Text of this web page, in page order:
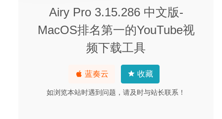
Airy Pro 3.15.286 中文版-
MacOS排名第一的YouTube视
频下载工具
蓝奏云 收藏
如浏览本站时遇到问题，请及时与站长联系！
Live Wallpaper & Themes 4K Pro 25.7 中文版 – 超高清4k
动态实时壁纸软件 2026-01-06
One Switch 1.12 中文版-MacOS必备万能开关工具
Microsoft Outlook 2019 16.35 for Mac中文版-微软电子邮